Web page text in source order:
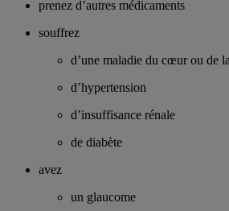
prenez d’autres médicaments
souffrez
d’une maladie du cœur ou de
d’hypertension
d’insuffisance rénale
de diabète
avez
un glaucome